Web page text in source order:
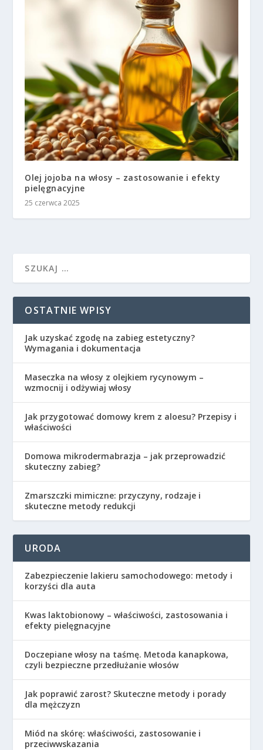
Olej jojoba na włosy – zastosowanie i efekty
pielęgnacyjne
25 czerwca 2025
OSTATNIE WPISY
Jak uzyskać zgodę na zabieg estetyczny?
Wymagania i dokumentacja
Maseczka na włosy z olejkiem rycynowym –
wzmocnij i odżywiaj włosy
Jak przygotować domowy krem z aloesu? Przepisy i
właściwości
Domowa mikrodermabrazja – jak przeprowadzić
skuteczny zabieg?
Zmarszczki mimiczne: przyczyny, rodzaje i
skuteczne metody redukcji
URODA
Zabezpieczenie lakieru samochodowego: metody i
korzyści dla auta
Kwas laktobionowy – właściwości, zastosowania i
efekty pielęgnacyjne
Doczepiane włosy na taśmę. Metoda kanapkowa,
czyli bezpieczne przedłużanie włosów
Jak poprawić zarost? Skuteczne metody i porady
dla mężczyzn
Miód na skórę: właściwości, zastosowanie i
przeciwwskazania